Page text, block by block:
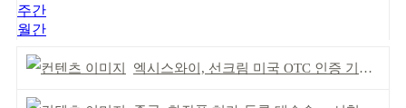
주간
월간
엑시스와이, 선크림 미국 OTC 인증 기념 이벤트